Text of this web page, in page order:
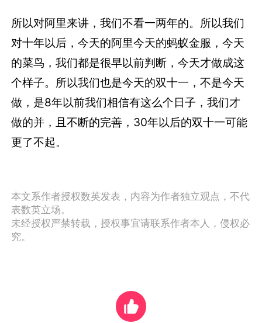
所以对阿里来讲，我们不看一两年的。所以我们
对十年以后，今天的阿里今天的蚂蚁金服，今天
的菜鸟，我们都是很早以前判断，今天才做成这
个样子。所以我们也是今天的双十一，不是今天
做，是8年以前我们相信有这么个日子，我们才
做的并，且不断的完善，30年以后的双十一可能
更了不起。
本文系作者授权数英发表，内容为作者独立观点，不代
表数英立场。
未经授权严禁转载，授权事宜请联系作者本人，侵权必
究。